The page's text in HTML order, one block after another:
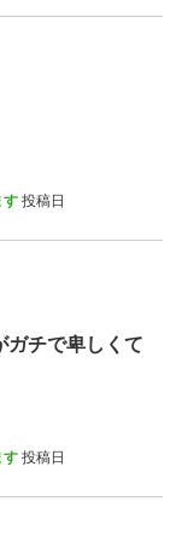
す 投稿日
ガチで卑しくて
す 投稿日